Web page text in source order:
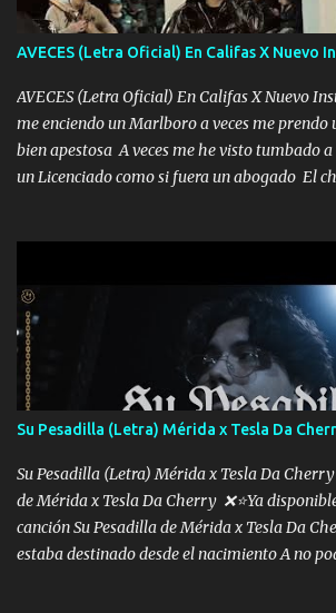
AVECES (Letra Oficial) En Califas X Nuevo
AVECES (Letra Oficial) En Califas X Nuevo
me enciendo un Marlboro a veces me
bien apestosa A veces me he visto tumbado
un Licenciado como si fuera un abogado El
corriente no quieren verte subir de level
A veces me pongo un sombrero a veces me
con la mirada siempre en alto A veces me
me fajó una Glock siempre armado todas las
traigo El chiste es que hago lo que quiero
yo tengo el control a todos yo les paro el dedo
malcriado un malandrón Que Les importa no
las risas las que me miran hay gente
Su Pesadilla (Letra) Mérida x Tesla Da
Su Pesadilla (Letra) Mérida x Tesla Da
de Mérida x Tesla Da Cherry ❌⭐Ya
canción Su Pesadilla de Mérida x Tesla Da
estaba destinado desde el nacimiento A no